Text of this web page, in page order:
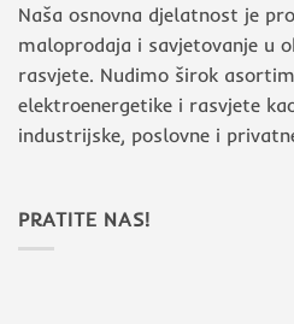
Naša osnovna djelatnost je
maloprodaja i savjetovanje u
rasvjete. Nudimo širok
elektroenergetike i rasvjete
industrijske, poslovne i
PRATITE NAS!